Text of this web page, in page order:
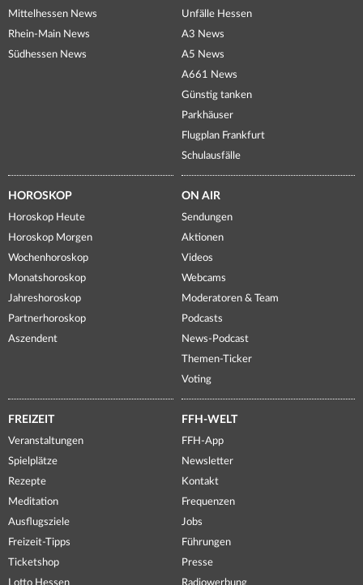
Mittelhessen News
Rhein-Main News
Südhessen News
Unfälle Hessen
A3 News
A5 News
A661 News
Günstig tanken
Parkhäuser
Flugplan Frankfurt
Schulausfälle
HOROSKOP
Horoskop Heute
Horoskop Morgen
Wochenhoroskop
Monatshoroskop
Jahreshoroskop
Partnerhoroskop
Aszendent
ON AIR
Sendungen
Aktionen
Videos
Webcams
Moderatoren & Team
Podcasts
News-Podcast
Themen-Ticker
Voting
FREIZEIT
Veranstaltungen
Spielplätze
Rezepte
Meditation
Ausflugsziele
Freizeit-Tipps
Ticketshop
Lotto Hessen
FFH-WELT
FFH-App
Newsletter
Kontakt
Frequenzen
Jobs
Führungen
Presse
Radiowerbung